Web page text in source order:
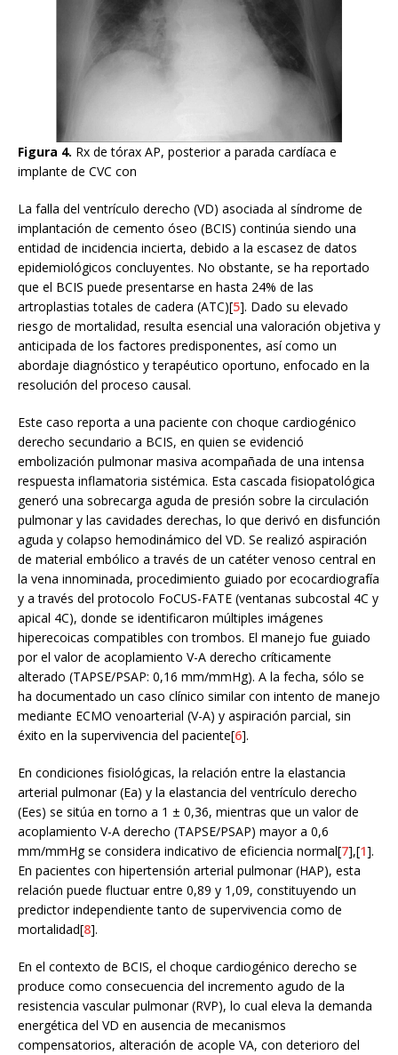
Figura 4. Rx de tórax AP, posterior a parada cardíaca e
implante de CVC con
La falla del ventrículo derecho (VD) asociada al síndrome de
implantación de cemento óseo (BCIS) continúa siendo una
entidad de incidencia incierta, debido a la escasez de datos
epidemiológicos concluyentes. No obstante, se ha reportado
que el BCIS puede presentarse en hasta 24% de las
artroplastias totales de cadera (ATC)[5]. Dado su elevado
riesgo de mortalidad, resulta esencial una valoración objetiva y
anticipada de los factores predisponentes, así como un
abordaje diagnóstico y terapéutico oportuno, enfocado en la
resolución del proceso causal.
Este caso reporta a una paciente con choque cardiogénico
derecho secundario a BCIS, en quien se evidenció
embolización pulmonar masiva acompañada de una intensa
respuesta inflamatoria sistémica. Esta cascada fisiopatológica
generó una sobrecarga aguda de presión sobre la circulación
pulmonar y las cavidades derechas, lo que derivó en disfunción
aguda y colapso hemodinámico del VD. Se realizó aspiración
de material embólico a través de un catéter venoso central en
la vena innominada, procedimiento guiado por ecocardiografía
y a través del protocolo FoCUS-FATE (ventanas subcostal 4C y
apical 4C), donde se identificaron múltiples imágenes
hiperecoicas compatibles con trombos. El manejo fue guiado
por el valor de acoplamiento V-A derecho críticamente
alterado (TAPSE/PSAP: 0,16 mm/mmHg). A la fecha, sólo se
ha documentado un caso clínico similar con intento de manejo
mediante ECMO venoarterial (V-A) y aspiración parcial, sin
éxito en la supervivencia del paciente[6].
En condiciones fisiológicas, la relación entre la elastancia
arterial pulmonar (Ea) y la elastancia del ventrículo derecho
(Ees) se sitúa en torno a 1 ± 0,36, mientras que un valor de
acoplamiento V-A derecho (TAPSE/PSAP) mayor a 0,6
mm/mmHg se considera indicativo de eficiencia normal[7],[1].
En pacientes con hipertensión arterial pulmonar (HAP), esta
relación puede fluctuar entre 0,89 y 1,09, constituyendo un
predictor independiente tanto de supervivencia como de
mortalidad[8].
En el contexto de BCIS, el choque cardiogénico derecho se
produce como consecuencia del incremento agudo de la
resistencia vascular pulmonar (RVP), lo cual eleva la demanda
energética del VD en ausencia de mecanismos
compensatorios, alteración de acople VA, con deterioro del